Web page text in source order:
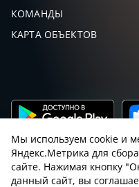
КОМАНДЫ
КАРТА ОБЪЕКТОВ
Мы используем cookie и
Яндекс.Метрика для
сайте. Нажимая кнопку
данный сайт, вы